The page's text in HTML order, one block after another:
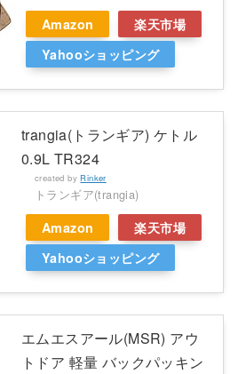
Amazon
楽天市場
Yahooショッピング
trangia(トランギア) ケトル
0.9L TR324
created by Rinker
トランギア(trangia)
Amazon
楽天市場
Yahooショッピング
エムエスアール(MSR) アウ
トドア 軽量 バックパッキン